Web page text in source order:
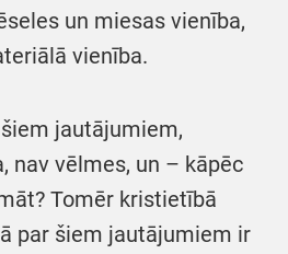
un miesas vienība,
vienība.
jautājumiem,
nav vēlmes, un – kāpēc
Tomēr kristietībā
par šiem jautājumiem ir